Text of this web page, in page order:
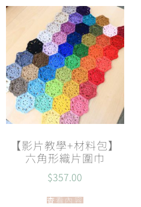
【影片教學+材料包】
六角形織片圍巾
$357.00
查看內容